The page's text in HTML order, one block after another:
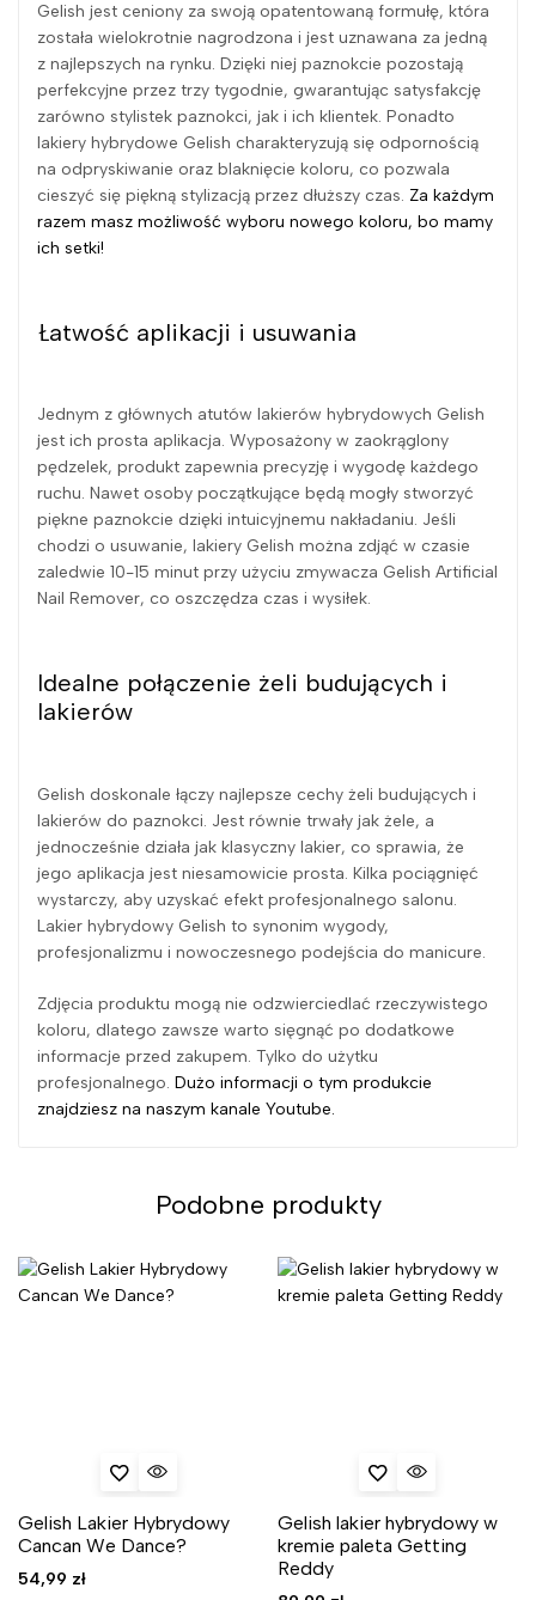
Gelish jest ceniony za swoją opatentowaną formułę, która
została wielokrotnie nagrodzona i jest uznawana za jedną
z najlepszych na rynku. Dzięki niej paznokcie pozostają
perfekcyjne przez trzy tygodnie, gwarantując satysfakcję
zarówno stylistek paznokci, jak i ich klientek. Ponadto
lakiery hybrydowe Gelish charakteryzują się odpornością
na odpryskiwanie oraz blaknięcie koloru, co pozwala
cieszyć się piękną stylizacją przez dłuższy czas. Za każdym
razem masz możliwość wyboru nowego koloru, bo mamy
ich setki!
Łatwość aplikacji i usuwania
Jednym z głównych atutów lakierów hybrydowych Gelish
jest ich prosta aplikacja. Wyposażony w zaokrąglony
pędzelek, produkt zapewnia precyzję i wygodę każdego
ruchu. Nawet osoby początkujące będą mogły stworzyć
piękne paznokcie dzięki intuicyjnemu nakładaniu. Jeśli
chodzi o usuwanie, lakiery Gelish można zdjąć w czasie
zaledwie 10-15 minut przy użyciu zmywacza Gelish Artificial
Nail Remover, co oszczędza czas i wysiłek.
Idealne połączenie żeli budujących i
lakierów
Gelish doskonale łączy najlepsze cechy żeli budujących i
lakierów do paznokci. Jest równie trwały jak żele, a
jednocześnie działa jak klasyczny lakier, co sprawia, że
jego aplikacja jest niesamowicie prosta. Kilka pociągnięć
wystarczy, aby uzyskać efekt profesjonalnego salonu.
Lakier hybrydowy Gelish to synonim wygody,
profesjonalizmu i nowoczesnego podejścia do manicure.
Zdjęcia produktu mogą nie odzwierciedlać rzeczywistego
koloru, dlatego zawsze warto sięgnąć po dodatkowe
informacje przed zakupem. Tylko do użytku
profesjonalnego. Dużo informacji o tym produkcie
znajdziesz na naszym kanale Youtube.
Podobne produkty
Gelish Lakier Hybrydowy
Cancan We Dance?
54,99 zł
Gelish lakier hybrydowy w
kremie paleta Getting
Reddy